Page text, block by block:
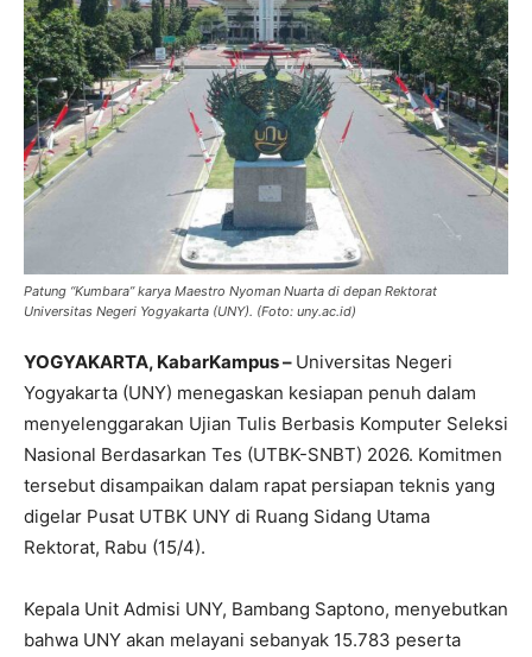
Patung “Kumbara” karya Maestro Nyoman Nuarta di depan Rektorat
Universitas Negeri Yogyakarta (UNY). (Foto: uny.ac.id)
YOGYAKARTA, KabarKampus – Universitas Negeri
Yogyakarta (UNY) menegaskan kesiapan penuh dalam
menyelenggarakan Ujian Tulis Berbasis Komputer Seleksi
Nasional Berdasarkan Tes (UTBK-SNBT) 2026. Komitmen
tersebut disampaikan dalam rapat persiapan teknis yang
digelar Pusat UTBK UNY di Ruang Sidang Utama
Rektorat, Rabu (15/4).
Kepala Unit Admisi UNY, Bambang Saptono, menyebutkan
bahwa UNY akan melayani sebanyak 15.783 peserta